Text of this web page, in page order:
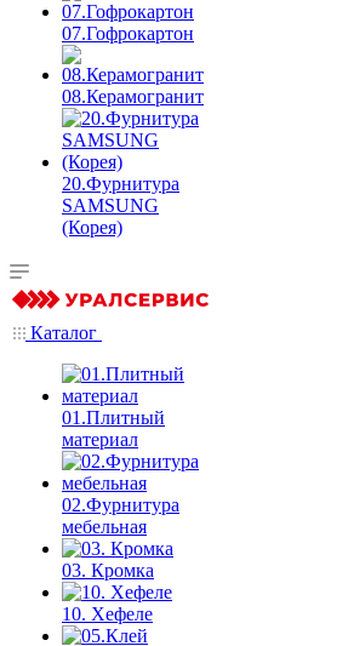
07.Гофрокартон
08.Керамогранит
20.Фурнитура
SAMSUNG
(Корея)
Каталог
01.Плитный
материал
02.Фурнитура
мебельная
03. Кромка
10. Хефеле